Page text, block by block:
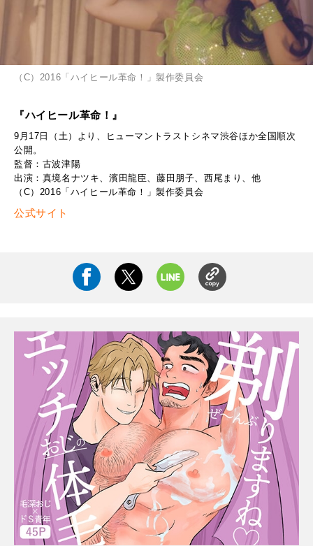
（C）2016「ハイヒール革命！」製作委員会
『ハイヒール革命！』
9月17日（土）より、ヒューマントラストシネマ渋谷ほか全国順次
公開。
監督：古波津陽
出演：真境名ナツキ、濱田龍臣、藤田朋子、西尾まり、他
（C）2016「ハイヒール革命！」製作委員会
公式サイト